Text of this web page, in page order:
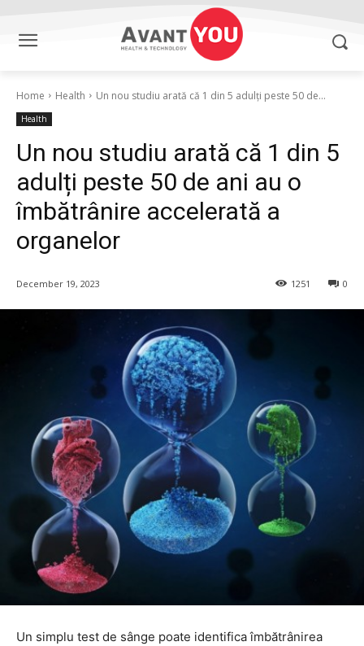
Home Health Un nou studiu arată că 1 din 5 adulți peste 50 de...
Health
Un nou studiu arată că 1 din 5
adulți peste 50 de ani au o
îmbătrânire accelerată a
organelor
December 19, 2023 0
1251
Un simplu test de sânge poate identifica îmbătrânirea